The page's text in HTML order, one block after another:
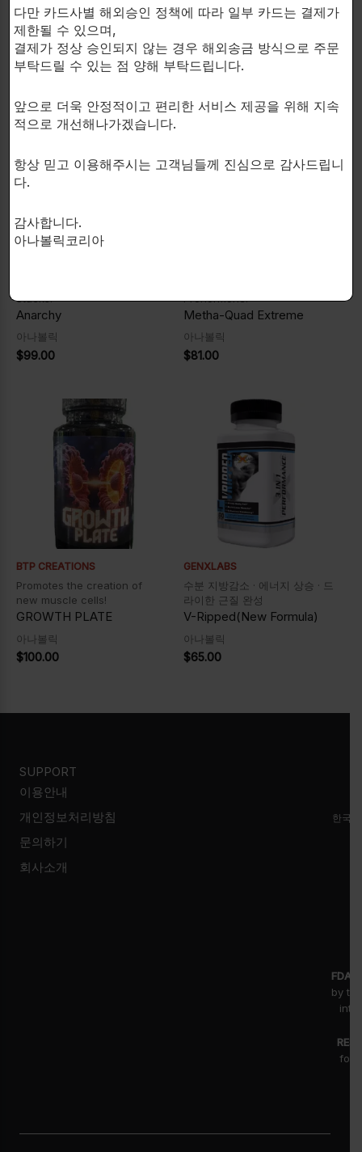
복용후 사이클 후 요법을 진행하여 주십시오.
연관 상품
Stacks!
Anarchy
아나볼릭
$99.00
Prohormone!
Metha-Quad Extreme
아나볼릭
$81.00
BTP CREATIONS
Promotes the creation of
new muscle cells!
GROWTH PLATE
아나볼릭
$100.00
GENXLABS
수분 지방감소 · 에너지 상승 · 드
라이한 근질 완성
V-Ripped(New Formula)
아나볼릭
$65.00
SUPPORT
이용안내
개인정보처리방침
문의하기
회사소개
한국
FDA
by
for
다만 카드사별 해외승인 정책에 따라 일부 카드는 결제가
제한될 수 있으며,
결제가 정상 승인되지 않는 경우 해외송금 방식으로 주문
부탁드릴 수 있는 점 양해 부탁드립니다.
앞으로 더욱 안정적이고 편리한 서비스 제공을 위해 지속
적으로 개선해나가겠습니다.
항상 믿고 이용해주시는 고객님들께 진심으로 감사드립니
다.
감사합니다.
아나볼릭코리아